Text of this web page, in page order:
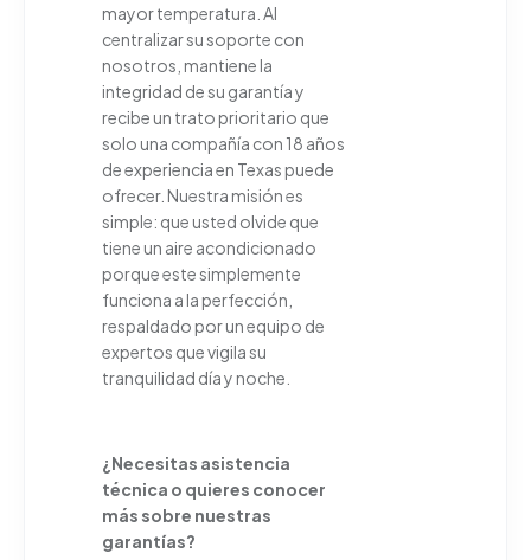
mayor temperatura. Al
centralizar su soporte con
nosotros, mantiene la
integridad de su garantía y
recibe un trato prioritario que
solo una compañía con 18 años
de experiencia en Texas puede
ofrecer. Nuestra misión es
simple: que usted olvide que
tiene un aire acondicionado
porque este simplemente
funciona a la perfección,
respaldado por un equipo de
expertos que vigila su
tranquilidad día y noche.
¿Necesitas asistencia
técnica o quieres conocer
más sobre nuestras
garantías?